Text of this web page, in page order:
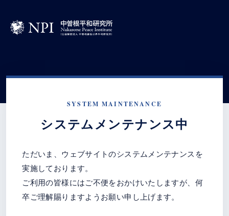
SYSTEM MAINTENANCE
システムメンテナンス中
ただいま、ウェブサイトのシステムメンテナンスを
実施しております。
ご利用の皆様にはご不便をおかけいたしますが、何
卒ご理解賜りますようお願い申し上げます。